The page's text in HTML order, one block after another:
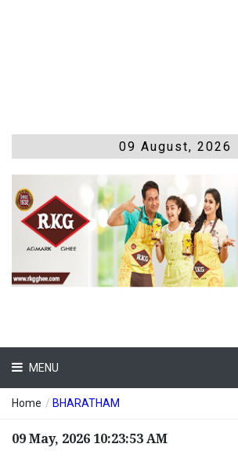
09 August, 2026
MENU
Home / BHARATHAM
09 May, 2026 10:23:53 AM